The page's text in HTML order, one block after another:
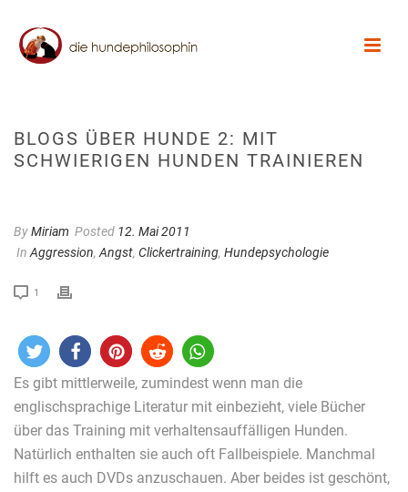
BLOGS ÜBER HUNDE 2: MIT
SCHWIERIGEN HUNDEN TRAINIEREN
ByMiriam Posted 12. Mai 2011
In Aggression, Angst, Clickertraining, Hundepsychologie
1
Es gibt mittlerweile, zumindest wenn man die
englischsprachige Literatur mit einbezieht, viele Bücher
über das Training mit verhaltensauffälligen Hunden.
Natürlich enthalten sie auch oft Fallbeispiele. Manchmal
hilft es auch DVDs anzuschauen. Aber beides ist geschönt,